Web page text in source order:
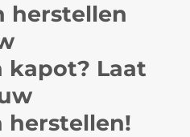
herstellen
kapot? Laat
herstellen!